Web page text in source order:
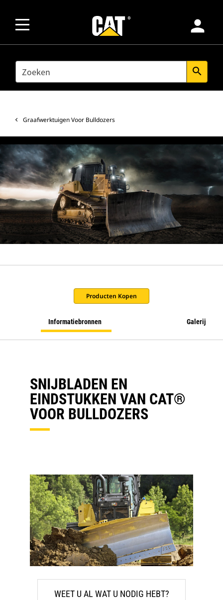
person
SEARCH search
Graafwerktuigen Voor Bulldozers
Producten Kopen
Informatiebronnen Galerij
SNIJBLADEN EN
EINDSTUKKEN VAN CAT®
VOOR BULLDOZERS
WEET U AL WAT U NODIG HEBT?